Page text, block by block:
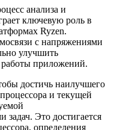
анализа и
ключевую роль в
Ryzen.
с напряжениями
улучшить
работы приложений.
достичь наилучшего
и текущей
задач. Это достигается
определения